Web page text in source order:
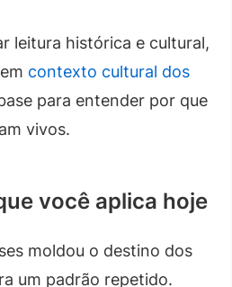
leitura histórica e cultural,
contexto cultural dos
para entender por que
vivos.
você aplica hoje
moldou o destino dos
um padrão repetido.